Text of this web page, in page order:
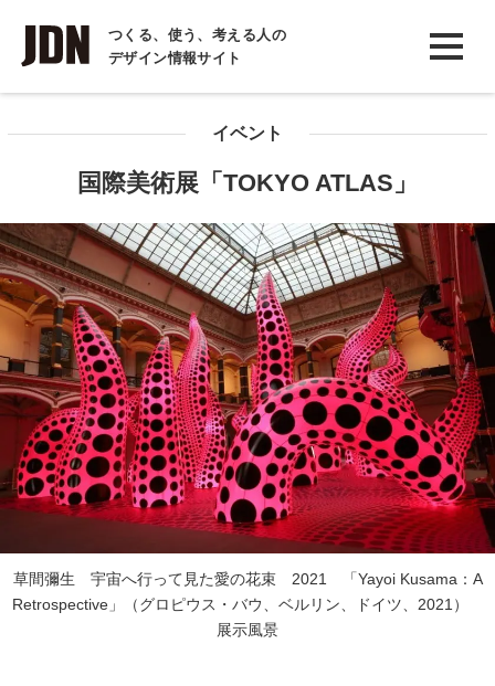
つくる、使う、考える人の
デザイン情報サイト
INTERVIEW
インタビュー
コラム
イベント
国際美術展「TOKYO ATLAS」
草間彌生 宇宙へ行って見た愛の花束 2021 「Yayoi Kusama：A
Retrospective」（グロピウス・バウ、ベルリン、ドイツ、2021）
展示風景